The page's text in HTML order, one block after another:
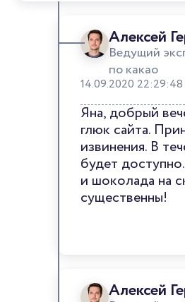
Алексей
Ведущий
по какао
14.09.2020 22:29:48
Яна, добрый
глюк сайта.
извинения. В
будет
и шоколада на
существенны!
Алексей